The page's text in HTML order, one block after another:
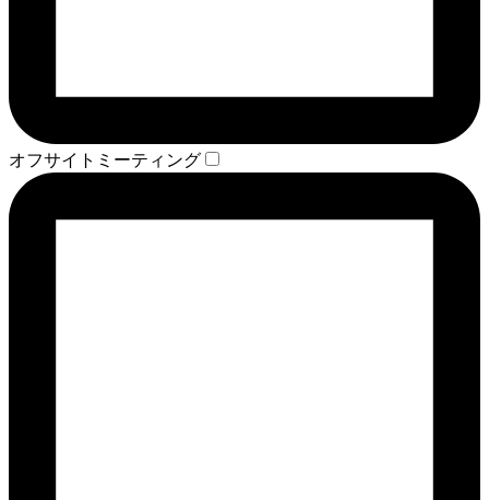
オフサイトミーティング